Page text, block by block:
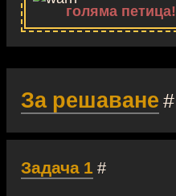
голяма петица!
За решаване #
Задача 1 #